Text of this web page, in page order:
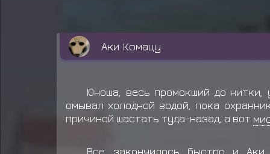
Аки Комацу
Юноша, весь промокший до нитки,
омывал холодной водой, пока
причиной шастать туда-назад, а вот
Все закончилось быстро и